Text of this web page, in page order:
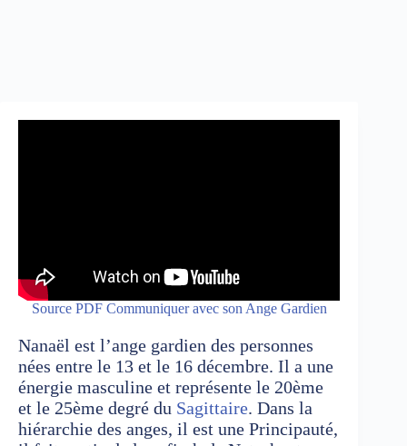
Source PDF Communiquer avec son Ange Gardien
Nanaël est l’ange gardien des personnes
nées entre le 13 et le 16 décembre. Il a une
énergie masculine et représente le 20ème
et le 25ème degré du Sagittaire. Dans la
hiérarchie des anges, il est une Principauté,